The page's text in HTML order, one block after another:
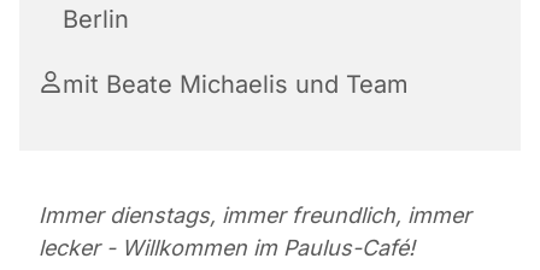
Berlin
mit Beate Michaelis und Team
Immer dienstags, immer freundlich, immer
lecker - Willkommen im Paulus-Café!